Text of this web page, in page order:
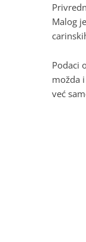
Malog
Podaci
možda
već